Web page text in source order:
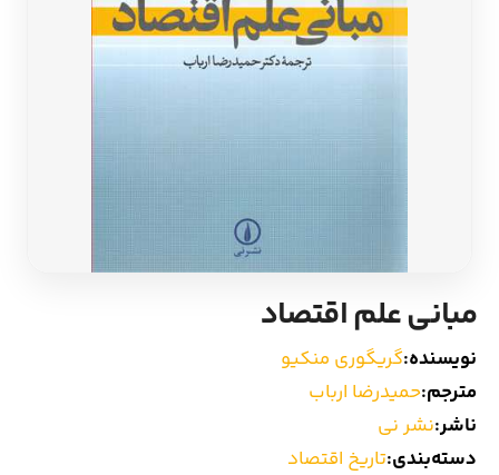
علوم اجتماعی
ادبیات آلمان
ادبیات ترکیه
داستان کوتاه
شعر و متون کهن
مبانی علم اقتصاد
نویسنده:گریگوری منکیو
مترجم:حمیدرضا ارباب
ناشر:نشر نی
دسته‌بندی:تاریخ اقتصاد